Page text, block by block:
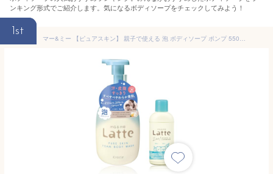
ンキング形式でご紹介します。気になるボディソープをチェックしてみよう！
1st
マー&ミー 【ピュアスキン】 親子で使える 泡 ボディソープ ポンプ 550ml + リンスインシャンプー ミニボトル 80ml | ベビー ソープ ママ キッズ 子供 赤ちゃん ラッテ 石鹸